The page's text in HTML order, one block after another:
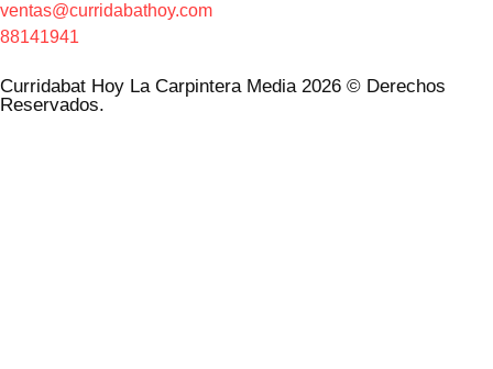
ventas@curridabathoy.com
88141941
Curridabat Hoy La Carpintera Media 2026 © Derechos
Reservados.